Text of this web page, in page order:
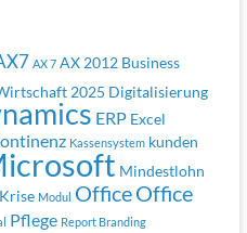
AX 7 AX 2012 Business
2025 Digitalisierung
ERP Excel
Kassensystem kunden
Mindestlohn
Modul OfficeOffice
Pflege Report Branding